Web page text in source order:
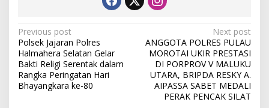
P
o
s
t
Previous post
Polsek Jajaran Polres
Halmahera Selatan Gelar
Bakti Religi Serentak dalam
Rangka Peringatan Hari
Bhayangkara ke-80
Next post
ANGGOTA POLRES PULAU
MOROTAI UKIR PRESTASI
DI PORPROV V MALUKU
UTARA, BRIPDA RESKY A.
AIPASSA SABET MEDALI
PERAK PENCAK SILAT